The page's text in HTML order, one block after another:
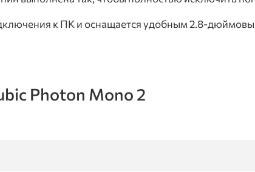
к ПК и оснащается удобным 2.8-
Photon Mono 2